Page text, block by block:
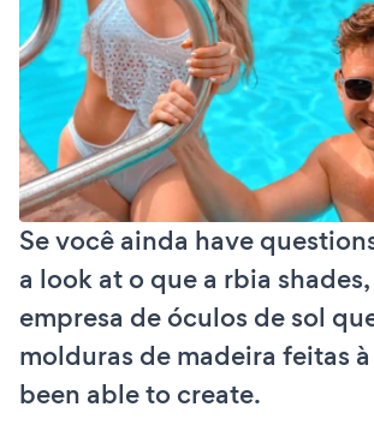
Se você ainda have
a look at o que a rbia
empresa de óculos de sol
molduras de madeira feitas
been able to create.